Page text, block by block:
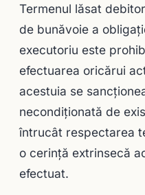
Termenul lăsat
de bunăvoie a
executoriu este
efectuarea oricărui
acestuia se
necondiţionată de
întrucât respectarea
o cerinţă extrinsecă
efectuat.